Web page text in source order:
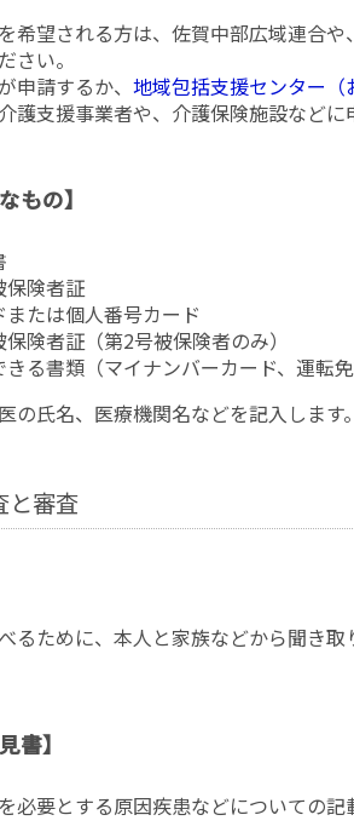
希望される方は、佐賀中部広域連合
さい。
申請するか、 地域包括支援センター（
護支援事業者や、介護保険施設など
もの】
保険者証
たは個人番号カード
険者証（第2号被保険者のみ）
る書類（マイナンバーカード、運転
の氏名、医療機関名などを記入しま
と審査
るために、本人と家族などから聞き取
書】
必要とする原因疾患などについての記